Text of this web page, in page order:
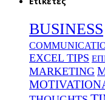
BUSINESS
EXCEL TIPS
MARKETING